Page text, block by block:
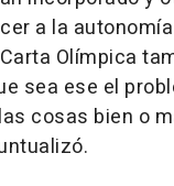
a la
Olímpica
sea ese el
cosas bien o